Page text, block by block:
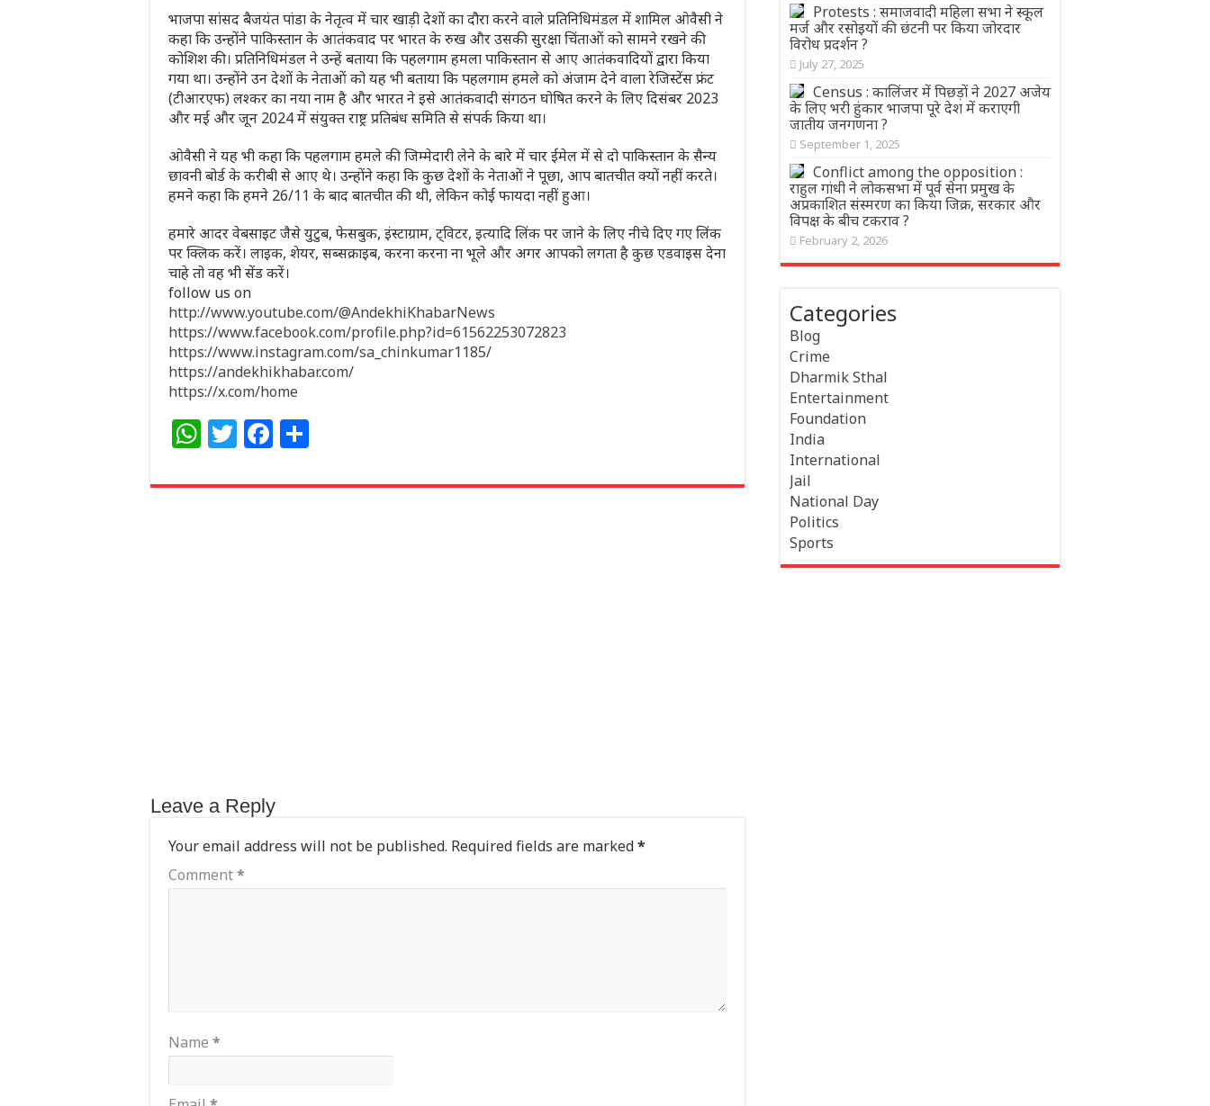
भाजपा सांसद बैजयंत पांडा के नेतृत्व में चार खाड़ी देशों का दौरा करने वाले प्रतिनिधिमंडल में शामिल ओवैसी ने
कहा कि उन्होंने पाकिस्तान के आतंकवाद पर भारत के रुख और उसकी सुरक्षा चिंताओं को सामने रखने की
कोशिश की। प्रतिनिधिमंडल ने उन्हें बताया कि पहलगाम हमला पाकिस्तान से आए आतंकवादियों द्वारा किया
गया था। उन्होंने उन देशों के नेताओं को यह भी बताया कि पहलगाम हमले को अंजाम देने वाला रेजिस्टेंस फ्रंट
(टीआरएफ) लश्कर का नया नाम है और भारत ने इसे आतंकवादी संगठन घोषित करने के लिए दिसंबर 2023
और मई और जून 2024 में संयुक्त राष्ट्र प्रतिबंध समिति से संपर्क किया था।
ओवैसी ने यह भी कहा कि पहलगाम हमले की जिम्मेदारी लेने के बारे में चार ईमेल में से दो पाकिस्तान के सैन्य
छावनी बोर्ड के करीबी से आए थे। उन्होंने कहा कि कुछ देशों के नेताओं ने पूछा, आप बातचीत क्यों नहीं करते।
हमने कहा कि हमने 26/11 के बाद बातचीत की थी, लेकिन कोई फायदा नहीं हुआ।
हमारे आदर वेबसाइट जैसे युटुब, फेसबुक, इंस्टाग्राम, ट्विटर, इत्यादि लिंक पर जाने के लिए नीचे दिए गए लिंक
पर क्लिक करें। लाइक, शेयर, सब्सक्राइब, करना करना ना भूले और अगर आपको लगता है कुछ एडवाइस देना
चाहे तो वह भी सेंड करें।
follow us on
http://www.youtube.com/@AndekhiKhabarNews
https://www.facebook.com/profile.php?id=61562253072823
https://www.instagram.com/sa_chinkumar1185/
https://andekhikhabar.com/
https://x.com/home
W
at
T
itt
F
c ar
Leave a Reply
Your email address will not be published. Required fields are marked*
Comment*
Name *
Protests : समाजवादी महिला सभा ने स्कूल
मर्ज और रसोइयों की छंटनी पर किया जोरदार
विरोध प्रदर्शन ?
July 27, 2025
Census : कालिंजर में पिछड़ों ने 2027 अजेय
के लिए भरी हुंकार भाजपा पूरे देश में कराएगी
जातीय जनगणना ?
September 1, 2025
Conflict among the opposition :
राहुल गांधी ने लोकसभा में पूर्व सेना प्रमुख के
अप्रकाशित संस्मरण का किया जिक्र, सरकार और
विपक्ष के बीच टकराव ?
February 2, 2026
Categories
Blog
Crime
Dharmik Sthal
Entertainment
Foundation
India
International
Jail
National Day
Politics
Sports